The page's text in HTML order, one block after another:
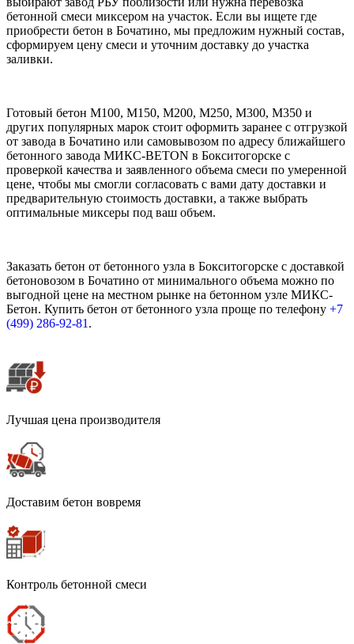
бетонной смеси миксером на участок. Если вы ищете где
приобрести бетон в Бочатино, мы предложим нужный состав,
сформируем цену смеси и уточним доставку до участка
заливки.
Готовый бетон М100, М150, М200, М250, М300, М350 и
других популярных марок стоит оформить заранее с отгрузкой
от завода в Бочатино или самовывозом по адресу ближайшего
бетонного завода МИКС-BETON в Бокситогорске с
проверкой качества и заявленного объема смеси по умеренной
цене, чтобы мы смогли согласовать с вами дату доставки и
предварительную стоимость доставки, а также выбрать
оптимальные миксеры под ваш объем.
Заказать бетон от бетонного узла в Бокситогорске с доставкой
бетоновозом в Бочатино от минимального объема можно по
выгодной цене на местном рынке на бетонном узле МИКС-
Бетон. Купить бетон от бетонного узла проще по телефону +7
(499) 286-92-81 .
Лучшая цена производителя
Доставим бетон вовремя
Контроль бетонной смеси